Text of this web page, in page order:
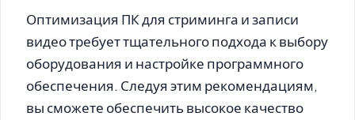
Оптимизация ПК для стриминга и записи
видео требует тщательного подхода к выбору
оборудования и настройке программного
обеспечения. Следуя этим рекомендациям,
вы сможете обеспечить высокое качество